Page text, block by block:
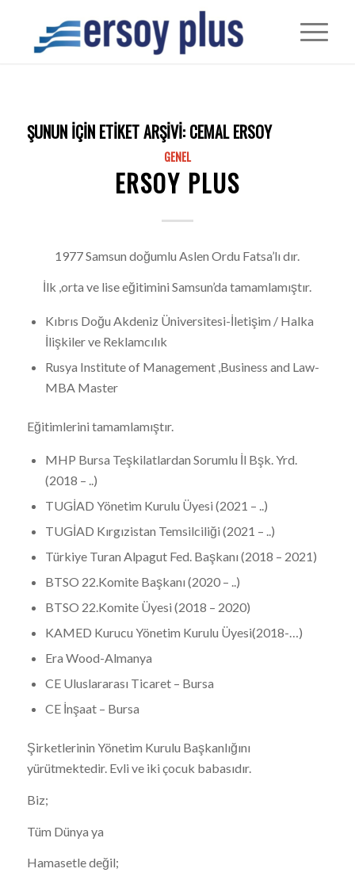
ŞUNUN IÇIN ETIKET ARŞIVI: CEMAL ERSOY
GENEL
ERSOY PLUS
1977 Samsun doğumlu Aslen Ordu Fatsa’lı dır.
İlk ,orta ve lise eğitimini Samsun’da tamamlamıştır.
Kıbrıs Doğu Akdeniz Üniversitesi-İletişim / Halka
İlişkiler ve Reklamcılık
Rusya Institute of Management ,Business and Law-
MBA Master
Eğitimlerini tamamlamıştır.
MHP Bursa Teşkilatlardan Sorumlu İl Bşk. Yrd.
(2018 – ..)
TUGİAD Yönetim Kurulu Üyesi (2021 – ..)
TUGİAD Kırgızistan Temsilciliği (2021 – ..)
Türkiye Turan Alpagut Fed. Başkanı (2018 – 2021)
BTSO 22.Komite Başkanı (2020 – ..)
BTSO 22.Komite Üyesi (2018 – 2020)
KAMED Kurucu Yönetim Kurulu Üyesi(2018-…)
Era Wood-Almanya
CE Uluslararası Ticaret – Bursa
CE İnşaat – Bursa
Şirketlerinin Yönetim Kurulu Başkanlığını
yürütmektedir. Evli ve iki çocuk babasıdır.
Biz;
Tüm Dünya ya
Hamasetle değil;